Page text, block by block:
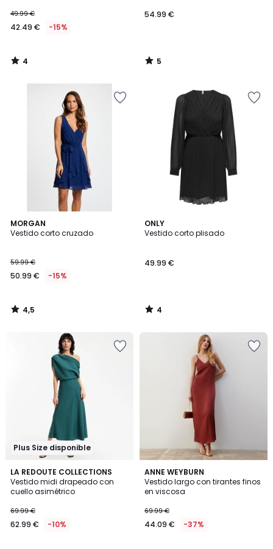
49.99 €
42.49 € -15%
4
/
54.99 €
5
/
MORGAN
Vestido corto cruzado
59.99 €
50.99 € -15%
4,5
/ 5
4,5
/
ONLY
Vestido corto plisado
49.99 €
4
/
4
/
Plus Size disponible
LA REDOUTE COLLECTIONS
Vestido midi drapeado con
cuello asimétrico
69.99 €
62.99 € -10%
3,7
/ 5
ANNE WEYBURN
Vestido largo con tirantes finos
en viscosa
69.99 €
44.09 € -37%
3,5
/ 5